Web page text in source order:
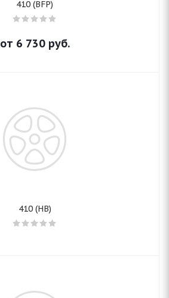
410 (BFP)
от 6 730руб.
410 (HB)